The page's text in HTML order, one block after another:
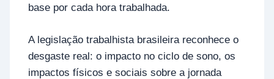
base por cada hora trabalhada.
A legislação trabalhista brasileira reconhece o
desgaste real: o impacto no ciclo de sono, os
impactos físicos e sociais sobre a jornada